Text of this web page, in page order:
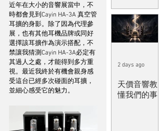
近年在大小的音響展當中，不
時都會見到Cayin HA-3A 真空管
耳擴的身影。除了因為代理參
展，也有其他耳機品牌或同好
選擇該耳擴作為演示搭配，不
禁讓我猜測Cayin HA-3A必定有
其過人之處，才能得到多方重
視。最近我終於有機會親身感
受這台已經多次碰面的耳擴，
並細心感受它的魅力。
天價音響教
懂我們的事
2 days ago